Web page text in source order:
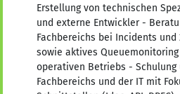
Erstellung von technischen
und externe Entwickler -
Fachbereichs bei Incidents
sowie aktives
operativen Betriebs - Schulung
Fachbereichs und der IT mit